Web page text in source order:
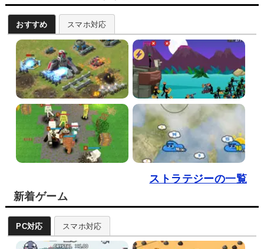
おすすめ スマホ対応
ストラテジーの一覧
新着ゲーム
PC対応 スマホ対応